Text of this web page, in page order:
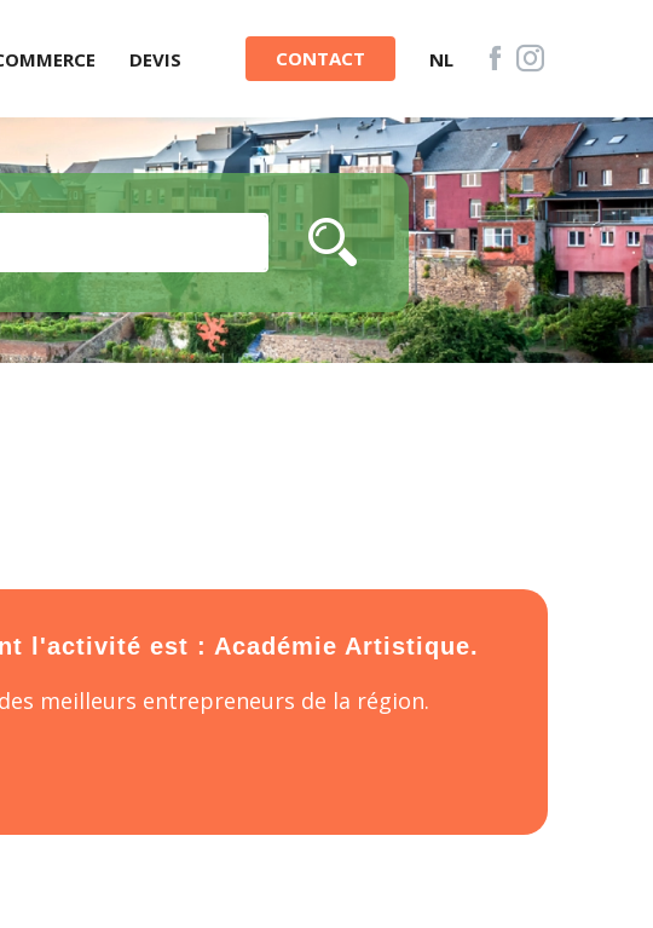
DEVIS CONTACT NL
l'activité est : Académie Artistique.
meilleurs entrepreneurs de la région.